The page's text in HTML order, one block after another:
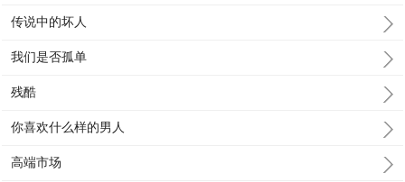
传说中的坏人
我们是否孤单
残酷
你喜欢什么样的男人
高端市场